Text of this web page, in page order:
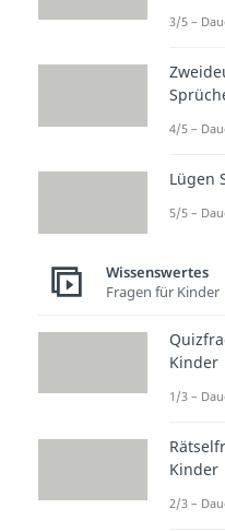
Der
der
Welt.
Heute
Platz
3/5 –
4/5 –
Lügen
5/5 –
Wissenswertes
Fragen für Kinder
Kinder
1/3 –
Kinder
2/3 –